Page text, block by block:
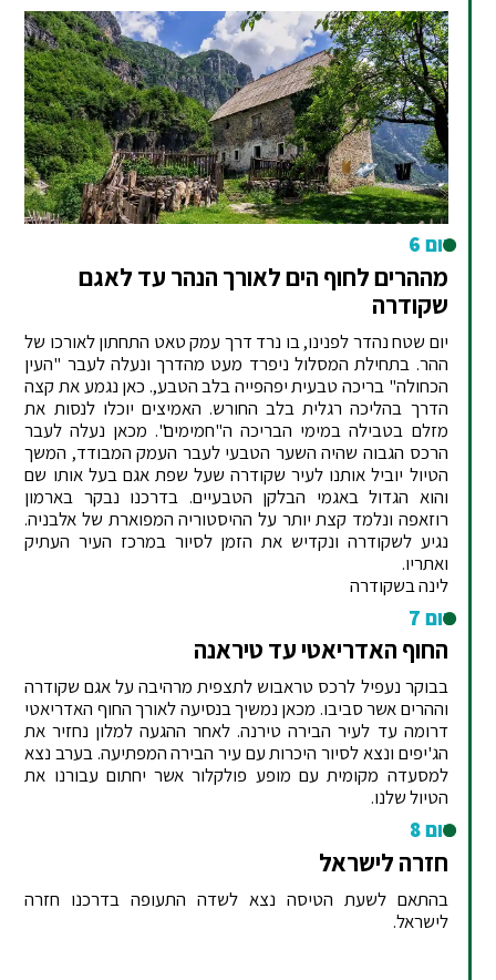
יום 6
מההרים לחוף הים לאורך הנהר עד לאגם
שקודרה
יום שטח נהדר לפנינו, בו נרד דרך עמק טאט התחתון לאורכו של
ההר. בתחילת המסלול ניפרד מעט מהדרך ונעלה לעבר "העין
הכחולה" בריכה טבעית יפהפייה בלב הטבע,. כאן נגמע את קצה
הדרך בהליכה רגלית בלב החורש. האמיצים יוכלו לנסות את
מזלם בטבילה במימי הבריכה ה"חמימים". מכאן נעלה לעבר
הרכס הגבוה שהיה השער הטבעי לעבר העמק המבודד, המשך
הטיול יוביל אותנו לעיר שקודרה שעל שפת אגם בעל אותו שם
והוא הגדול באגמי הבלקן הטבעיים. בדרכנו נבקר בארמון
רוזאפה ונלמד קצת יותר על ההיסטוריה המפוארת של אלבניה.
נגיע לשקודרה ונקדיש את הזמן לסיור במרכז העיר העתיק
ואתריו.
לינה בשקודרה
יום 7
החוף האדריאטי עד טיראנה
בבוקר נעפיל לרכס טראבוש לתצפית מרהיבה על אגם שקודרה
וההרים אשר סביבו. מכאן נמשיך בנסיעה לאורך החוף האדריאטי
דרומה עד לעיר הבירה טירנה. לאחר ההגעה למלון נחזיר את
הג'יפים ונצא לסיור היכרות עם עיר הבירה המפתיעה. בערב נצא
למסעדה מקומית עם מופע פולקלור אשר יחתום עבורנו את
הטיול שלנו.
יום 8
חזרה לישראל
בהתאם לשעת הטיסה נצא לשדה התעופה בדרכנו חזרה
לישראל.